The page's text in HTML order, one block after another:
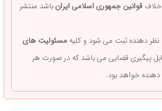
قوانین جمهوری اسلامی ایرانباشد منتشر
دهنده ثبت می شود و کلیهمسئولیت های
پیگیری قضایی می باشد که در صورت هر
خواهد بود.